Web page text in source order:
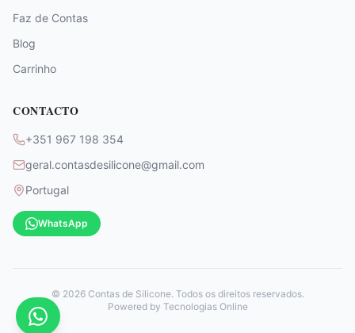
Faz de Contas
Blog
Carrinho
CONTACTO
+351 967 198 354
geral.contasdesilicone@gmail.com
Portugal
WhatsApp
© 2026Contas de Silicone. Todos os direitos reservados.
Powered by Tecnologias Online